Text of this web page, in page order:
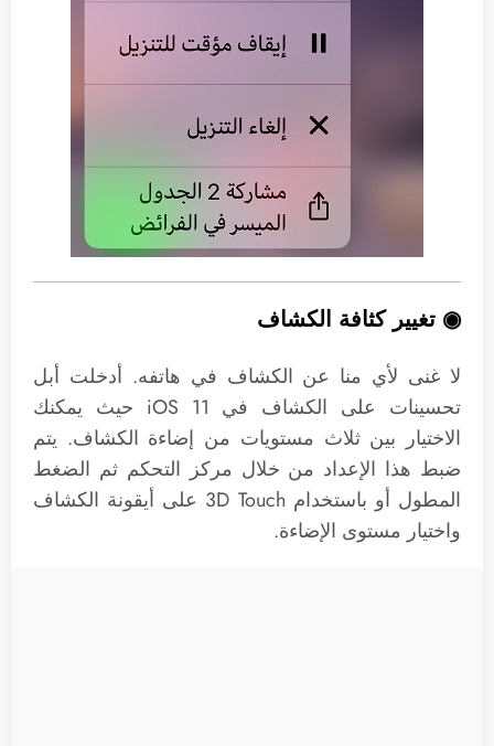
◉ تغيير كثافة الكشاف
لا غنى لأي منا عن الكشاف في هاتفه. أدخلت أبل
تحسينات على الكشاف في iOS 11 حيث يمكنك
الاختيار بين ثلاث مستويات من إضاءة الكشاف. يتم
ضبط هذا الإعداد من خلال مركز التحكم ثم الضغط
المطول أو باستخدام 3D Touch على أيقونة الكشاف
واختيار مستوى الإضاءة.